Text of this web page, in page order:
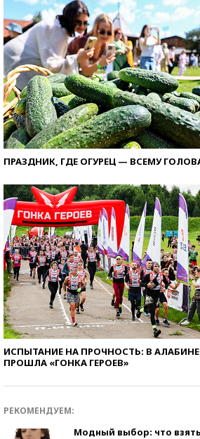
ПРАЗДНИК, ГДЕ ОГУРЕЦ — ВСЕМУ
ИСПЫТАНИЕ НА ПРОЧНОСТЬ: В АЛАБИНЕ
ПРОШЛА «ГОНКА ГЕРОЕВ»
РЕКОМЕНДУЕМ:
Модный выбор: что